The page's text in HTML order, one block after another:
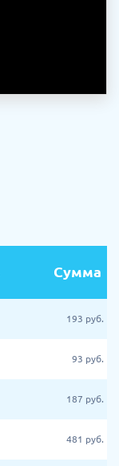
Сумма
193 руб.
93 руб.
187 руб.
481 руб.